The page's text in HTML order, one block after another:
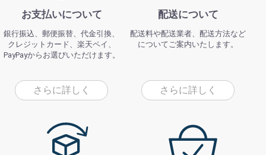
お支払いについて
銀行振込、郵便振替、代金引換、
クレジットカード、楽天ペイ、
PayPayからお選びいただけます。
さらに詳しく
配送について
配送料や配送業者、配送方法など
についてご案内いたします。
さらに詳しく